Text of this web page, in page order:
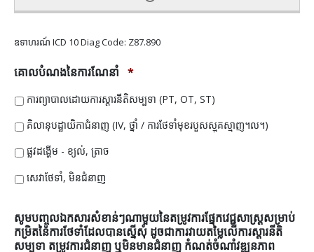
ឧទាហរណ៍ ICD 10 Diag Code: Z87.890
គោលបំណងនៃការណែនាំ *
ការព្យាបាលដោយការស្តារនីតិសម្បទា (PT, OT, ST)
គិលានុបដ្ឋាយិកាជំនាញ (IV, ថ្នាំ / ការថែទាំមុខរបួសស្មុគស្មាញ។ល។)
ផ្លូវដង្ហើម - ខ្យល់, ត្រាច
សេវាថែទាំ, មិនជំនាញ
សូមបញ្ចូលឯកសារសំខាន់ៗណាមួយនៃតម្រូវការផ្នែកវេជ្ជសាស្រ្តសម្រាប់
កម្រិតនៃការថែទាំដែលបានស្នើសុំ ដូចជាការវាយតម្លៃលើការស្តារនីតិ
សម្បទា តម្រូវការជំនាញ ឬមិនមានជំនាញ កំណត់ចំណាំវឌ្ឍនភាព